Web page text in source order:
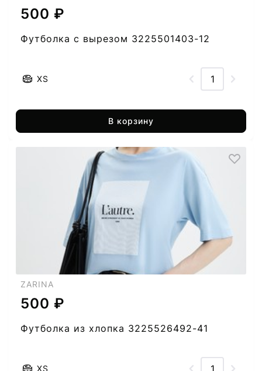
500 ₽
Футболка с вырезом 3225501403-12
XS
В корзину
ZARINA
500 ₽
Футболка из хлопка 3225526492-41
XS